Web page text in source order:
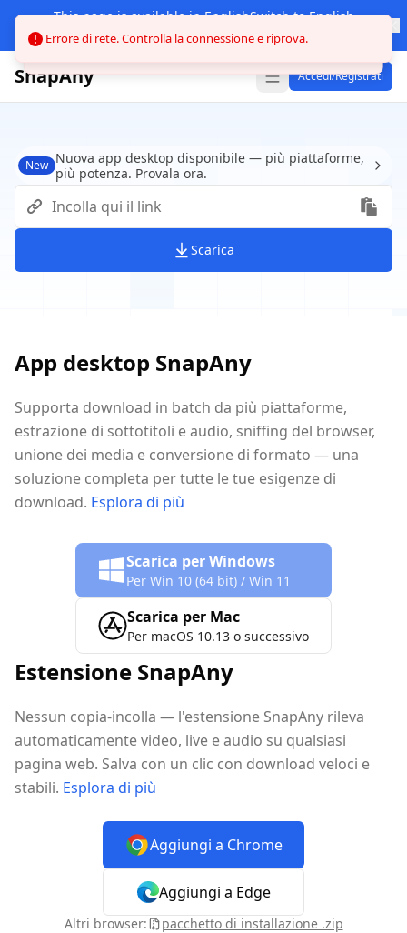
This page is available in EnglishSwitch to English
Other languages
SnapAny Accedi/Registrati
New Nuova app desktop disponibile — più piattaforme,
più potenza. Provala ora.
Scarica
App desktop SnapAny
Supporta download in batch da più piattaforme,
estrazione di sottotitoli e audio, sniffing del browser,
unione dei media e conversione di formato — una
soluzione completa per tutte le tue esigenze di
download. Esplora di più
Scarica per Windows
Per Win 10 (64 bit) / Win 11
Scarica per Mac
Per macOS 10.13 o successivo
Estensione SnapAny
Nessun copia-incolla — l'estensione SnapAny rileva
automaticamente video, live e audio su qualsiasi
pagina web. Salva con un clic con download veloci e
stabili. Esplora di più
Aggiungi a Chrome
Aggiungi a Edge
Altri browser: pacchetto di installazione .zip
Errore di rete. Controlla la connessione e riprova.